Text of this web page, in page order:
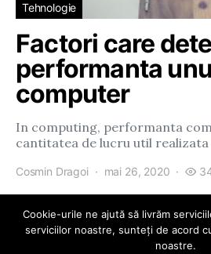
Tehnologie
Factori care
performanta
computer
In computing, performanta
cantitatea de lucru util
Cosmin Dragoi mai 26, 2020
Cookie-urile ne ajută să livrăm
serviciilor noastre, sunteți de acord
noastre.